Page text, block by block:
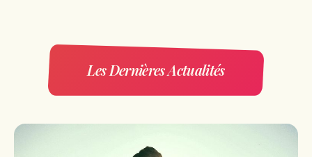
Les Dernières Actualités